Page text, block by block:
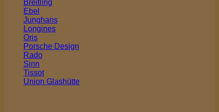
Breitling
Ebel
Junghans
Longines
Oris
Porsche Design
Rado
Sinn
Tissot
Union Glashütte